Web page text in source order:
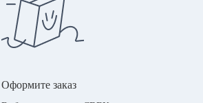
Оформите заказ